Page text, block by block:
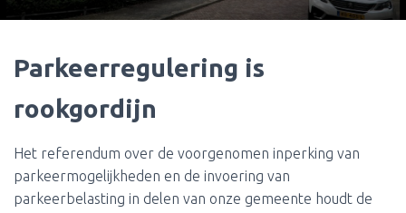
G
Parkeerregulering is
rookgordijn
Het referendum over de voorgenomen inperking van
parkeermogelijkheden en de invoering van
parkeerbelasting in delen van onze gemeente houdt de